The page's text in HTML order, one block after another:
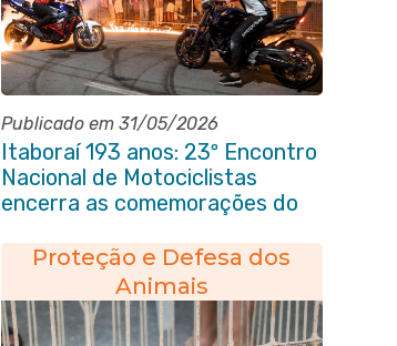
Publicado em 31/05/2026
Itaboraí 193 anos: 23º Encontro
Nacional de Motociclistas
encerra as comemorações do
Proteção e Defesa dos
Animais